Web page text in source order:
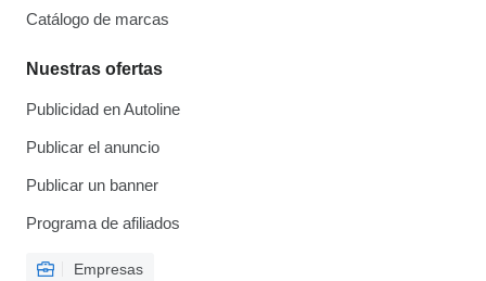
Catálogo de marcas
Nuestras ofertas
Publicidad en Autoline
Publicar el anuncio
Publicar un banner
Programa de afiliados
Empresas